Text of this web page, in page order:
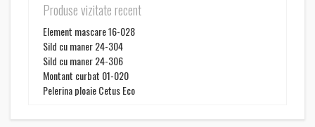
Produse vizitate recent
Element mascare 16-028
Sild cu maner 24-304
Sild cu maner 24-306
Montant curbat 01-020
Pelerina ploaie Cetus Eco